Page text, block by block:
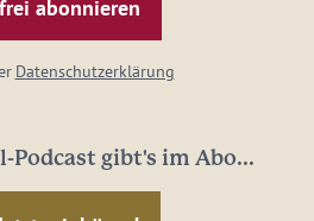
Datenschutzerklärung
Podcast gibt's im Abo...